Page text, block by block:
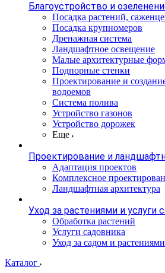
Благоустройство и
Посадка растений,
Посадка крупномеров
Дренажная система
Ландшафтное освещение
Малые архитектурные
Подпорные стенки
Проектирование и
водоемов
Система полива
Устройство газонов
Устройство дорожек
Еще
Проектирование и
Адаптация проектов
Комплексное
Ландшафтная архитектура
Уход за растениями и услуги
Обработка растений
Услуги садовника
Уход за садом и растениями
Каталог